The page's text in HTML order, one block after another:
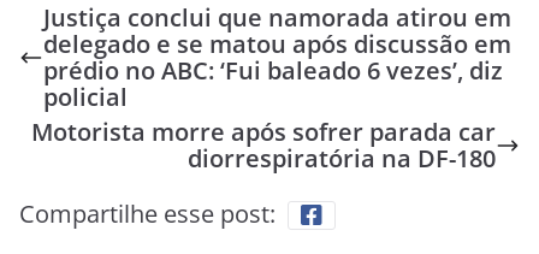
Justiça conclui que namorada atirou em
delegado e se matou após discussão em
prédio no ABC: ‘Fui baleado 6 vezes’, diz
policial
Motorista morre após sofrer parada car
diorrespiratória na DF-180
Compartilhe esse post: